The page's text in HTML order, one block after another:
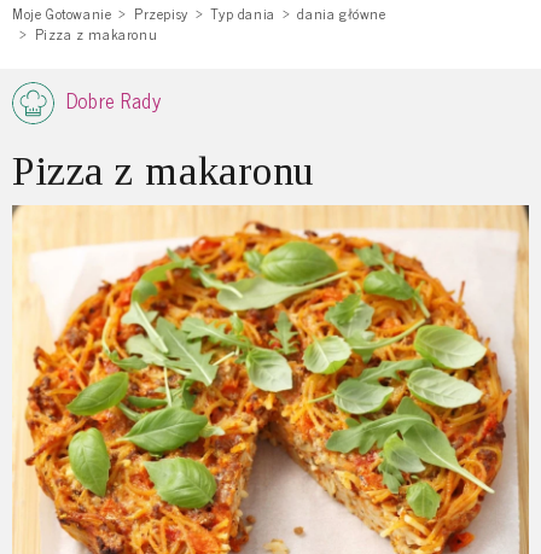
Moje Gotowanie Przepisy Typ dania
dania główne
Pizza z makaronu
Dobre Rady
Pizza z makaronu